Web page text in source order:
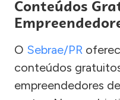
Conteúdos
O Sebrae/PR
conteúdos
empreendedores